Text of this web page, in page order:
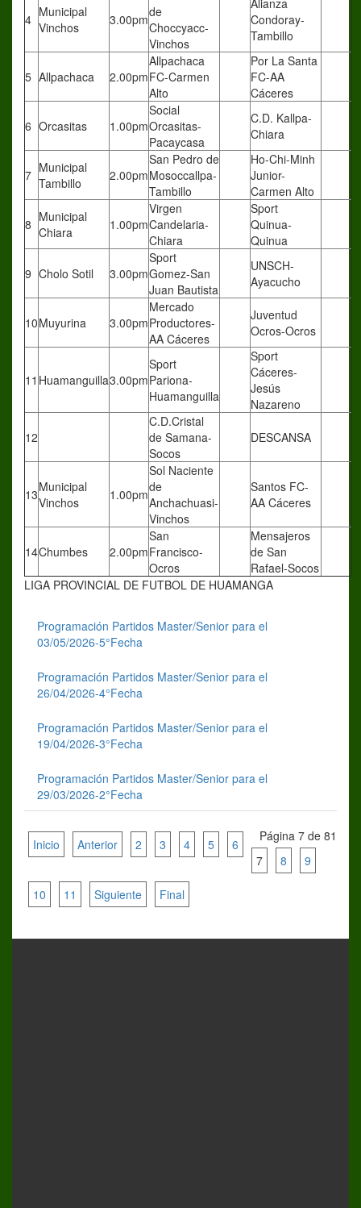
4 Municipal
Vinchos
3.00pmde
Choccyacc-
Vinchos
Alianza
Condoray-
Tambillo
5 Allpachaca 2.00pm
Allpachaca
FC-Carmen
Alto
Por La Santa
FC-AA
Cáceres
6 Orcasitas 1.00pm
Social
Orcasitas-
Pacaycasa
C.D. Kallpa-
Chiara
7 Municipal
Tambillo
2.00pm
San Pedro de
Mosoccallpa-
Tambillo
Ho-Chi-Minh
Junior-
Carmen Alto
8 Municipal
Chiara
1.00pm
Virgen
Candelaria-
Chiara
Sport
Quinua-
Quinua
9 Cholo Sotil 3.00pm
Sport
Gomez-San
Juan Bautista
UNSCH-
Ayacucho
10Muyurina 3.00pm
Mercado
Productores-
AA Cáceres
Juventud
Ocros-Ocros
11 Huamanguilla3.00pm
Sport
Pariona-
Huamanguilla
Sport
Cáceres-
Jesús
Nazareno
12
C.D.Cristal
de Samana-
Socos
DESCANSA
13Municipal
Vinchos
1.00pm
Sol Naciente
de
Anchachuasi-
Vinchos
Santos FC-
AA Cáceres
14Chumbes 2.00pm
San
Francisco-
Ocros
Mensajeros
de San
Rafael-Socos
LIGA PROVINCIAL DE FUTBOL DE HUAMANGA
Programación Partidos Master/Senior para el
03/05/2026-5°Fecha
Programación Partidos Master/Senior para el
26/04/2026-4°Fecha
Programación Partidos Master/Senior para el
19/04/2026-3°Fecha
Programación Partidos Master/Senior para el
29/03/2026-2°Fecha
Página 7 de 81
Inicio Anterior 2 3 4 5
6
7
8 9
10 11 Siguiente Final